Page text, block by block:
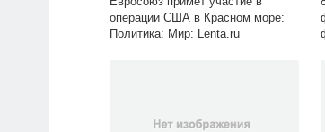
операции США в Красном море:
Политика: Мир: Lenta.ru